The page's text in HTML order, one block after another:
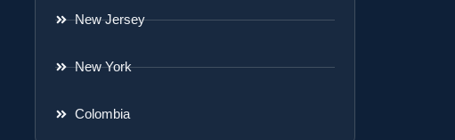
New Jersey
New York
Colombia